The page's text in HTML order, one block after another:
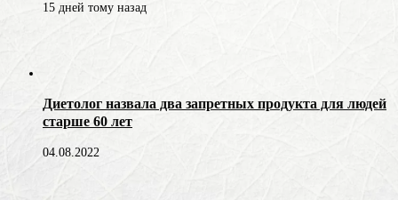
15 дней тому назад
Диетолог назвала два запретных продукта для людей
старше 60 лет
04.08.2022